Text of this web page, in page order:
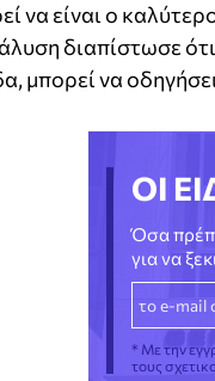
να είναι ο
διαπίστωσε
μπορεί να
ΟΙ
Όσα
για να
* Με την
τους